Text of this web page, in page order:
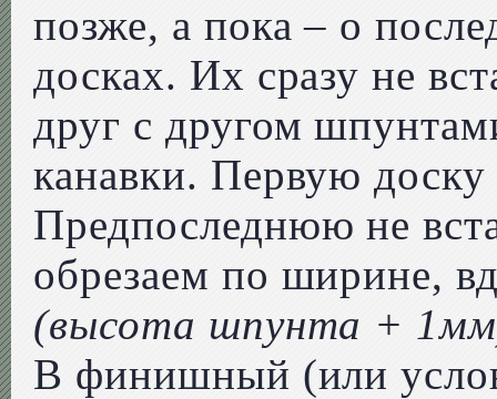
позже, а пока – о
досках. Их сразу не
друг с другом
канавки. Первую
Предпоследнюю не
обрезаем по ширине,
(высота шпунта +
В финишный (или